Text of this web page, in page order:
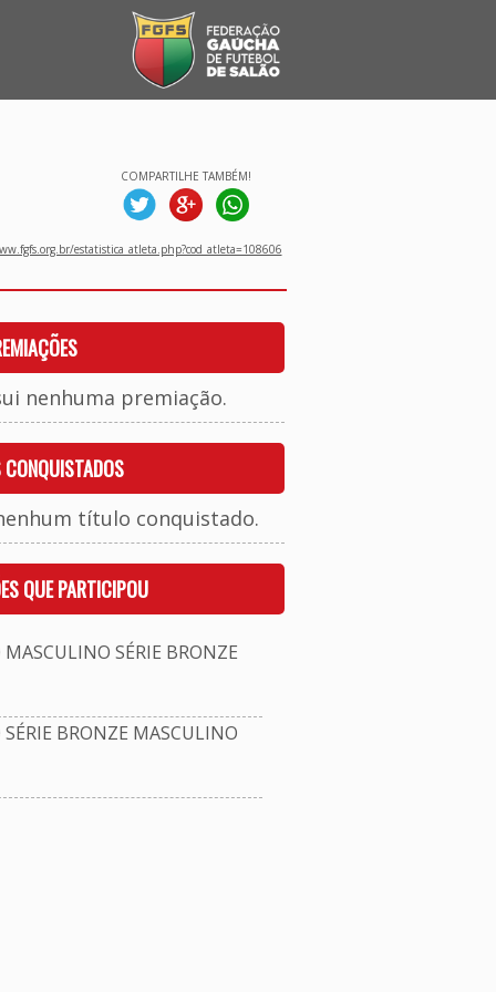
COMPARTILHE TAMBÉM!
estatistica_atleta.php?cod_atleta=108606
nenhuma premiação.
título conquistado.
QUE PARTICIPOU
SÉRIE BRONZE
BRONZE MASCULINO